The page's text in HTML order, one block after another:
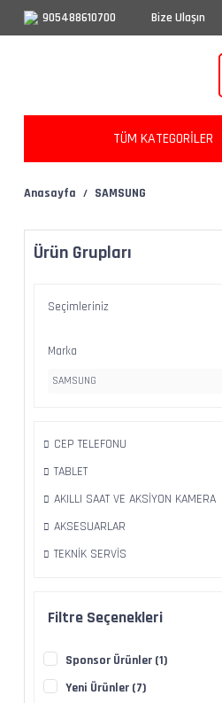
905488610700 Bize Ulaşın
TÜM KATEGORİLER
Anasayfa SAMSUNG
Ürün Grupları
Seçimleriniz
Marka
SAMSUNG
CEP TELEFONU
TABLET
AKILLI SAAT VE AKSİYON KAMERA
AKSESUARLAR
TEKNİK SERVİS
Filtre Seçenekleri
Sponsor Ürünler (1)
Yeni Ürünler (7)